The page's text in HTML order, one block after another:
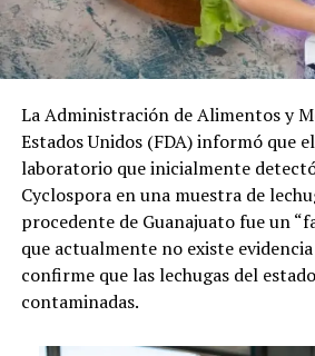
La Administración de Alimentos y
Estados Unidos (FDA) informó que
laboratorio que inicialmente
Cyclospora en una muestra de
procedente de Guanajuato fue un
que actualmente no existe
confirme que las lechugas del
contaminadas.